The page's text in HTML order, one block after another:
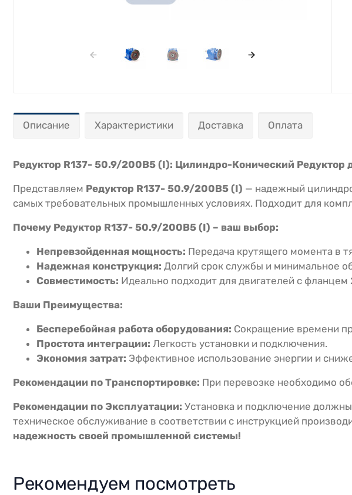
Описание Характеристики Доставка Оплата
Редуктор R137- 50.9/200B5 (I): Цилиндро-Конический
Представляем Редуктор R137- 50.9/200B5 (I) — надежный
самых требовательных промышленных условиях. Подходит для
Почему Редуктор R137- 50.9/200B5 (I) – ваш выбор:
Непревзойденная мощность: Передача крутящего момента в
Надежная конструкция: Долгий срок службы и минимальное
Совместимость: Идеально подходит для двигателей с фланцем
Ваши Преимущества:
Бесперебойная работа оборудования: Сокращение времени
Простота интеграции: Легкость установки и подключения.
Экономия затрат: Эффективное использование энергии и
Рекомендации по Транспортировке: При перевозке необходимо
Рекомендации по Эксплуатации: Установка и подключение
техническое обслуживание в соответствии с инструкцией
надежность своей промышленной системы!
Рекомендуем посмотреть